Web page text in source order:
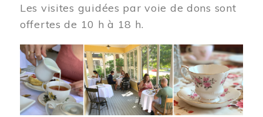
Les visites guidées par voie de dons sont
offertes de 10 h à 18 h.
Image